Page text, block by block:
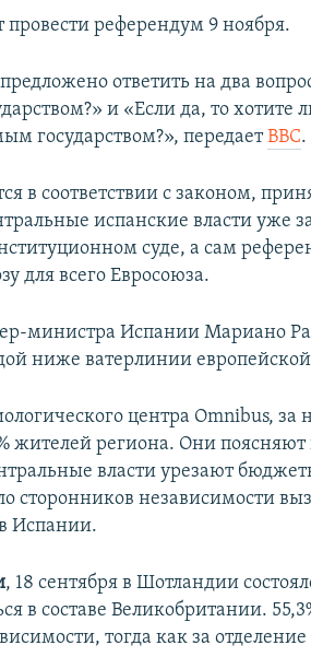
референдум 9 ноября.
ответить на два
и «Если да, то хотите
государством?», передаетBBC.
в соответствии с законом,
испанские власти уже
суде, а сам
для всего Евросоюза.
министра Испании Мариано
ниже ватерлинии
центра Omnibus, за
жителей региона. Они поясняют
власти урезают
сторонников независимости
Испании.
, 18 сентября в Шотландии
в составе Великобритании.
тогда как за отделение